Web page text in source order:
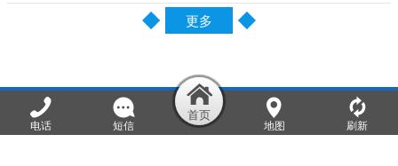
更多
河南省宏基工控科技有限公司
电话 短信 地图 刷新